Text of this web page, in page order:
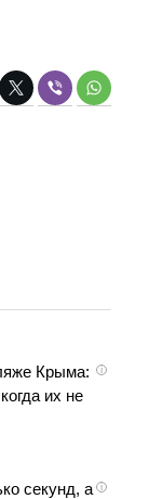
i
Крыма:
их не
i
секунд, а